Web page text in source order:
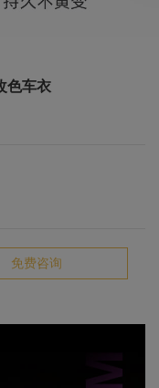
色车衣
免费咨询